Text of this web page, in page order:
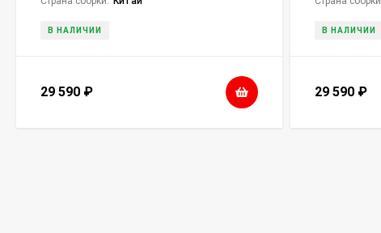
В НАЛИЧИИ
29 590 ₽
В НАЛИЧИИ
29 590 ₽